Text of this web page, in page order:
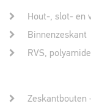
Hout-, slot- en
Binnenzeskant
RVS,
Zeskantbouten